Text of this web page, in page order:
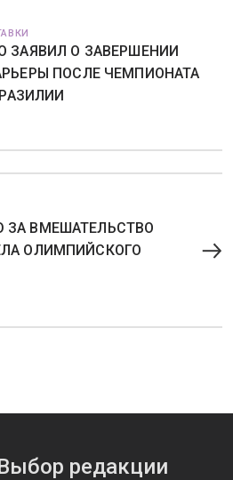
ЗАЯВИЛ О ЗАВЕРШЕНИИ
ПОСЛЕ ЧЕМПИОНАТА
ВМЕШАТЕЛЬСТВО
ОЛИМПИЙСКОГО
редакции